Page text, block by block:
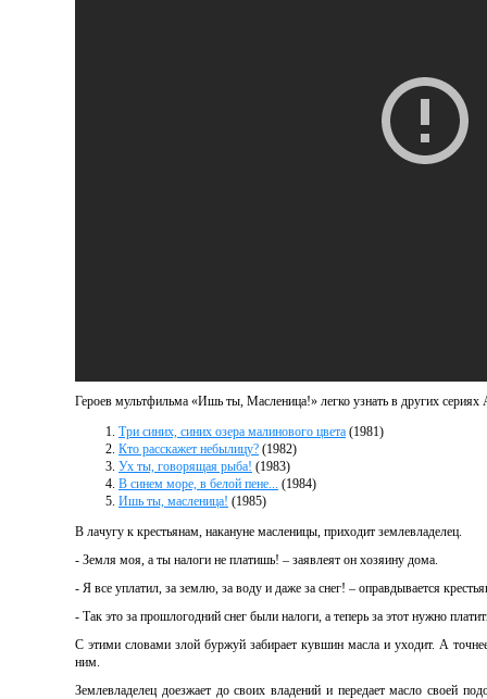
Героев мультфильма «Ишь ты, Масленица!» легко узнать в других
Три синих, синих озера малинового цвета (1981)
Кто расскажет небылицу? (1982)
Ух ты, говорящая рыба! (1983)
В синем море, в белой пене... (1984)
Ишь ты, масленица! (1985)
В лачугу к крестьянам, накануне масленицы, приходит землевладелец.
- Земля моя, а ты налоги не платишь! – заявлеят он хозяину дома.
- Я все уплатил, за землю, за воду и даже за снег! – оправдывается
- Так это за прошлогодний снег были налоги, а теперь за этот нужно
С этими словами злой буржуй забирает кувшин масла и уходит. А
ним.
Землевладелец доезжает до своих владений и передает масло своей